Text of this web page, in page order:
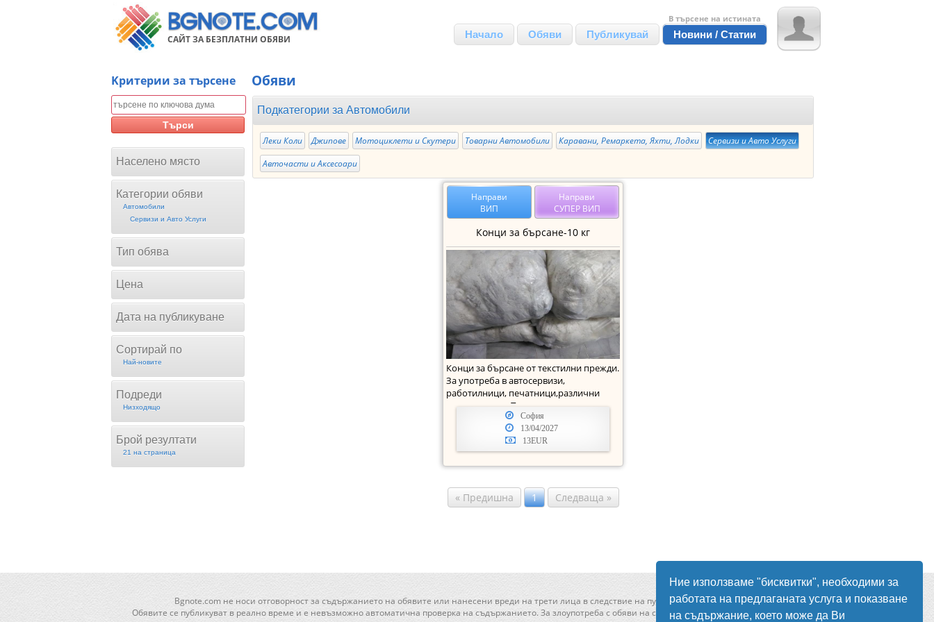
Ние използваме "бисквитки", необходими за
работата на предлаганата услуга и показване
на съдържание, което може да Ви
САЙТ ЗА БЕЗПЛАТНИ ОБЯВИ Начало Обяви Публикувай
В търсене на истината
Новини / Статии
Kритерии за търсене
Търси
Населено място
Категории обяви
Автомобили
Сервизи и Авто Услуги
Тип обява
Цена
Дата на публикуване
Сортирай по
Най-новите
Подреди
Низходящо
Брой резултати
21 на страница
Обяви
Подкатегории заАвтомобили
Леки Коли Джипове Мотоциклети и Скутери Товарни Автомобили Каравани, Ремаркета, Яхти, Лодки
Сервизи и Авто Услуги
Авточасти и Аксесоари
Направи
ВИП
Направи
СУПЕР ВИП
Конци за бърсане-10 кг
Конци за бърсане от текстилни прежди.
За употреба в автосервизи,
работилници, печатници,различни
производства. Пакетир
София
13/04/2027
13EUR
« Предишна 1 Следваща »
Bgnote.com не носи отговорност за съдържанието на обявите или нанесени вреди на трети лица в следствие на публикувани в сайта обяви
Обявите се публикуват в реално време и е невъзможно автоматична проверка на съдържанието. За злоупотреба с обяви на сайта моля свържете се с нас оттук!